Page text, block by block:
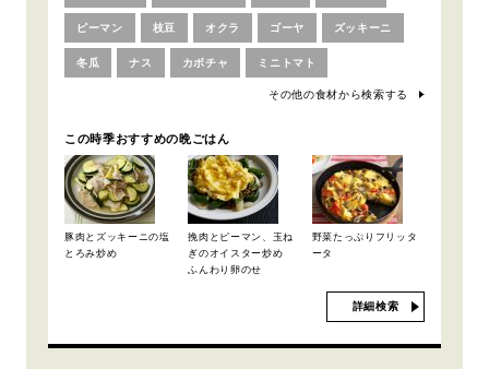
ピーマン 枝豆 オクラ ゴーヤ ズッキーニ
冬瓜 ナス カボチャ ミニトマト
その他の食材から検索する
この時季おすすめの晩ごはん
豚肉とズッキーニの塩
とろみ炒め
挽肉とピーマン、玉ね
ぎのオイスター炒め
ふんわり卵のせ
野菜たっぷりフリッタ
ータ
詳細検索